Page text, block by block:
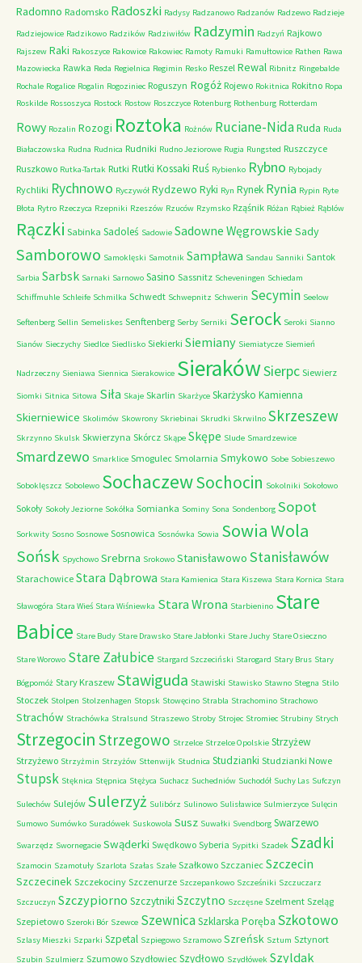
Radomno Radomsko Radoszki Radysy Radzanowo Radzanów Radzewo Radzieje
Radziejowice Radzikowo Radzików Radziwiłów Radzymin Radzyń Rajkowo
Rajszew Raki Rakoszyce Rakowice Rakowiec Ramoty Ramuki Ramułtowice Rathen Rawa
Mazowiecka Rawka Reda Regielnica Regimin Resko Reszel Rewal Ribnitz Ringebalde
Rochale Rogalice Rogalin Rogoziniec Roguszyn Rogóż Rojewo Rokitnica Rokitno Ropa
Roskilde Rossoszyca Rostock Rostow Roszczyce Rotenburg Rothenburg Rotterdam
Rowy Rozalin Rozogi Roztoka Rożnów Ruciane-NidaRuda Ruda
Białaczowska Rudna Rudnica Rudniki Rudno Jeziorowe Rugia Rungsted Ruszczyce
Ruszkowo Rutka-Tartak Rutki Rutki Kossaki Ruś Rybienko Rybno Rybojady
Rychliki Rychnowo Ryczywół Rydzewo Ryki Ryn Rynek Rynia Rypin Ryte
Błota Rytro Rzeczyca Rzepniki Rzeszów Rzuców Rzymsko Rząśnik Różan Rąbież Rąblów
Rączki Sabinka Sadoleś Sadowie Sadowne Węgrowskie Sady
Samborowo Samoklęski Samotnik Sampława Sandau Sanniki Santok
Sarbia Sarbsk Sarnaki Sarnowo Sasino Sassnitz Scheveningen Schiedam
Schiffmuhle Schleife Schmilka Schwedt Schwepnitz Schwerin Secymin Seelow
Seftenberg Sellin Semeliskes Senftenberg Serby Serniki Serock Seroki Sianno
Sianów Sieczychy Siedlce Siedlisko Siekierki Siemiany Siemiatycze Siemień
Nadrzeczny Sieniawa Siennica Sierakowice SierakówSierpc Siewierz
Siomki Sitnica Sitowa Siła Skaje Skarlin Skarżyce Skarżysko Kamienna
Skierniewice Skolimów Skowrony Skriebinai Skrudki Skrwilno Skrzeszew
Skrzynno Skulsk Skwierzyna Skórcz Skąpe Skępe Slude Smardzewice
Smardzewo Smarklice Smogulec Smolarnia Smykowo Sobe Sobieszewo
Soboklęszcz Sobolewo SochaczewSochocin Sokolniki Sokołowo
Sokoły Sokoły Jeziorne Sokółka Somianka Sominy Sona Sondenborg Sopot
Sorkwity Sosno Sosnowe Sosnowica Sosnówka Sowia Sowia Wola
Sońsk Spychowo Srebrna Srokowo Stanisławowo Stanisławów
Starachowice Stara Dąbrowa Stara Kamienica Stara Kiszewa Stara Kornica Stara
Sławogóra Stara Wieś Stara Wiśniewka Stara Wrona Starbienino Stare
Babice Stare Budy Stare Drawsko Stare Jabłonki Stare Juchy Stare Osieczno
Stare Worowo Stare Załubice Stargard Szczeciński Starogard Stary Brus Stary
Bógpomóż Stary Kraszew Stawiguda Stawiski Stawisko Stawno Stegna Stilo
Stoczek Stolpen Stolzenhagen Stopsk Stowęcino Strabla Strachomino Strachowo
Strachów Strachówka Stralsund Straszewo Stroby Strojec Stromiec Strubiny Strych
Strzegocin Strzegowo Strzelce Strzelce Opolskie Strzyżew
Strzyżewo Strzyżmin Strzyżów Sttenwijk Studnica Studzianki Studzianki Nowe
Stupsk Stęknica Stępnica Stężyca Suchacz Suchedniów Suchodół Suchy Las Sufczyn
Sulechów Sulejów Sulerzyż Sulibórz Sulinowo Sulisławice Sulmierzyce Sulęcin
Sumowo Sumówko Suradówek Suskowola Susz Suwałki Svendborg Swarzewo
Swarzędz Swornegacie Swąderki Swędkowo Syberia Sypitki Szadek Szadki
Szamocin Szamotuły Szarlota Szałas Szałe Szałkowo Szczaniec Szczecin
Szczecinek Szczekociny Szczenurze Szczepankowo Szcześniki Szczuczarz
Szczuczyn Szczypiorno Szczytniki Szczytno Szczęsne Szelment Szeląg
Szepietowo Szeroki Bór Szewce SzewnicaSzklarska Poręba Szkotowo
Szlasy Mieszki Szparki Szpetal Szpiegowo Szramowo Szreńsk Sztum Sztynort
Szubin Szulmierz Szumowo Szydłowiec Szydłowo Szydłówek Szyldak